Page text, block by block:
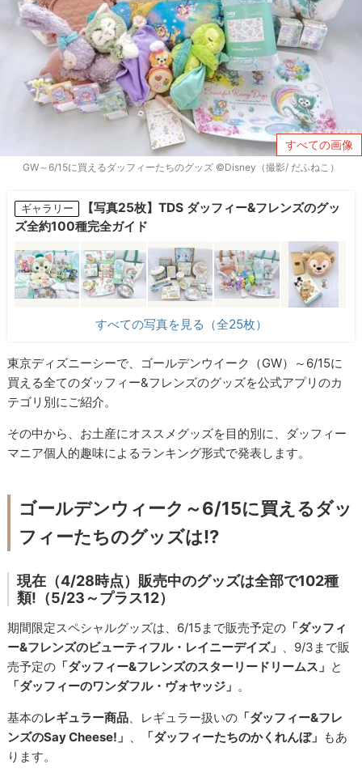
すべての画像
GW～6/15に買えるダッフィーたちのグッズ ©Disney（撮影/ だふねこ）
ギャラリー
【写真25枚】TDS ダッフィー&フレンズのグッ
ズ全約100種完全ガイド
すべての写真を見る（全25枚）
東京ディズニーシーで、ゴールデンウイーク（GW）～6/15に
買える全てのダッフィー&フレンズのグッズを公式アプリのカ
テゴリ別にご紹介。
その中から、お土産にオススメグッズを目的別に、ダッフィー
マニア個人的趣味によるランキング形式で発表します。
ゴールデンウィーク～6/15に買えるダッ
フィーたちのグッズは!?
現在（4/28時点）販売中のグッズは全部で102種
類!（5/23～プラス12）
期間限定スペシャルグッズは、6/15まで販売予定の 「ダッフィ
ー&フレンズのビューティフル・レイニーデイズ」
、9/3まで販
売予定の 「ダッフィー&フレンズのスターリードリームス」 と
「ダッフィーのワンダフル・ヴォヤッジ」 。
基本のレギュラー商品 、レギュラー扱いの 「ダッフィー&フレ
ンズのSay Cheese!」
「ダッフィーたちのかくれんぼ」 もあ
ります。